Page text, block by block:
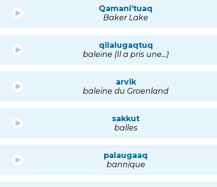
Qamani’tuaq
Baker Lake
qilalugaqtuq
baleine (Il a pris une...)
arvik
baleine du Groenland
sakkut
balles
palaugaaq
bannique